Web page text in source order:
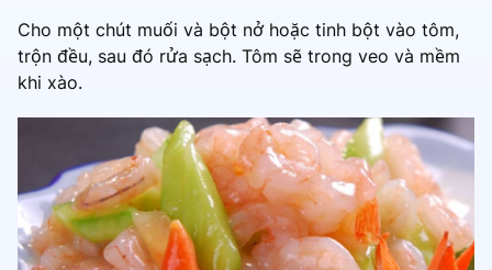
Cho một chút muối và bột nở hoặc tinh bột vào tôm,
trộn đều, sau đó rửa sạch. Tôm sẽ trong veo và mềm
khi xào.